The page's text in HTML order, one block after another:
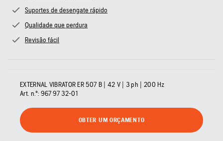
Suportes de desengate rápido
Qualidade que perdura
Revisão fácil
EXTERNAL VIBRATOR ER 507 B | 42 V | 3 ph | 200 Hz
Art. n.º: 967 97 32‑01
OBTER UM ORÇAMENTO